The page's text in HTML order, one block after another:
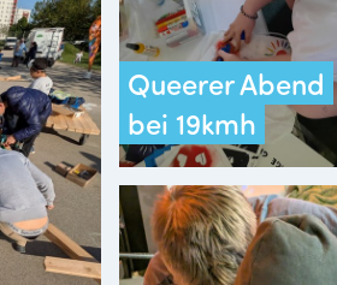
Queerer Abend
bei 19kmh